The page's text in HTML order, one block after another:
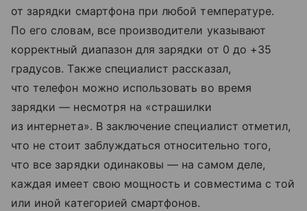
от зарядки смартфона при любой температуре.
По его словам, все производители указывают
корректный диапазон для зарядки от 0 до +35
градусов. Также специалист рассказал,
что телефон можно использовать во время
зарядки — несмотря на «страшилки
из интернета». В заключение специалист отметил,
что не стоит заблуждаться относительно того,
что все зарядки одинаковы — на самом деле,
каждая имеет свою мощность и совместима с той
или иной категорией смартфонов.